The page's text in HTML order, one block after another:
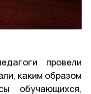
провели
каким образом
обучающихся,